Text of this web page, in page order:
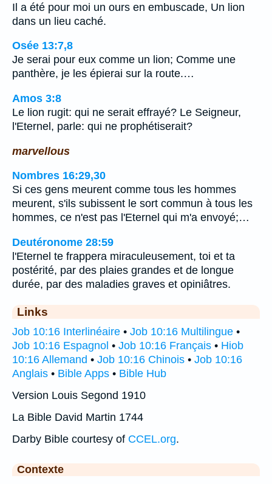
Il a été pour moi un ours en embuscade, Un lion
dans un lieu caché.
Osée 13:7,8
Je serai pour eux comme un lion; Comme une
panthère, je les épierai sur la route.…
Amos 3:8
Le lion rugit: qui ne serait effrayé? Le Seigneur,
l'Eternel, parle: qui ne prophétiserait?
marvellous
Nombres 16:29,30
Si ces gens meurent comme tous les hommes
meurent, s'ils subissent le sort commun à tous les
hommes, ce n'est pas l'Eternel qui m'a envoyé;…
Deutéronome 28:59
l'Eternel te frappera miraculeusement, toi et ta
postérité, par des plaies grandes et de longue
durée, par des maladies graves et opiniâtres.
Links
Job 10:16 Interlinéaire • Job 10:16 Multilingue •
Job 10:16 Espagnol • Job 10:16 Français • Hiob
10:16 Allemand • Job 10:16 Chinois • Job 10:16
Anglais • Bible Apps • Bible Hub
Version Louis Segond 1910
La Bible David Martin 1744
Darby Bible courtesy of CCEL.org.
Contexte